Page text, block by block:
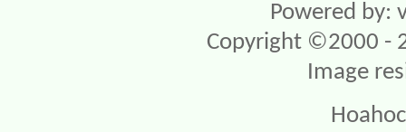
Powered by:
Copyright ©2000 -
Image